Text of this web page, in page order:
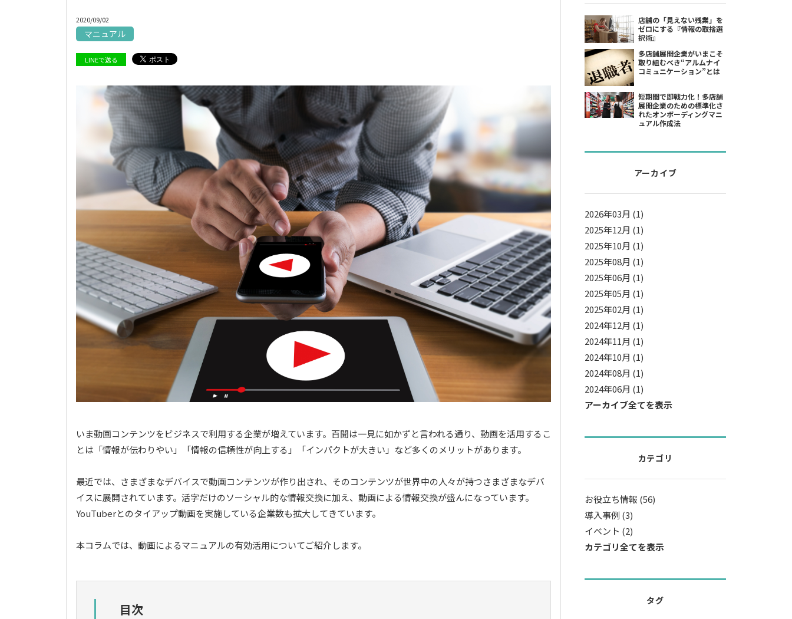
2020/09/02
マニュアル
LINEで送る
いま動画コンテンツをビジネスで利⽤する企業が増えています。百聞は一⾒に如かずと言われる通り、動画を活⽤するこ
とは「情報が伝わりやい」「情報の信頼性が向上する」「インパクトが大きい」など多くのメリットがあります。
最近では、さまざまなデバイスで動画コンテンツが作り出され、そのコンテンツが世界中の人々が持つさまざまなデバ
イスに展開されています。活字だけのソーシャル的な情報交換に加え、動画による情報交換が盛んになっています。
YouTuberとのタイアップ動画を実施している企業数も拡大してきています。
本コラムでは、動画によるマニュアルの有効活用についてご紹介します。
目次
店舗の「見えない残業」を
ゼロにする『情報の取捨選
択術』
多店舗展開企業がいまこそ
取り組むべき“アルムナイ
コミュニケーション”とは
短期間で即戦力化！多店舗
展開企業のための標準化さ
れたオンボーディングマニ
ュアル作成法
アーカイブ
2026年03月 (1)
2025年12月 (1)
2025年10月 (1)
2025年08月 (1)
2025年06月 (1)
2025年05月 (1)
2025年02月 (1)
2024年12月 (1)
2024年11月 (1)
2024年10月 (1)
2024年08月 (1)
2024年06月 (1)
アーカイブ全てを表示
カテゴリ
お役立ち情報 (56)
導入事例 (3)
イベント (2)
カテゴリ全てを表示
タグ